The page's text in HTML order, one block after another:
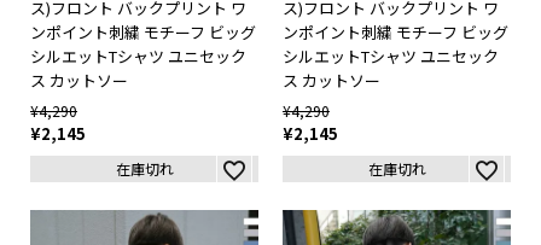
ス)フロント バックプリント ワ
ンポイント刺繍 モチーフ ビッグ
シルエットTシャツ ユニセック
ス カットソー
¥4,290
¥2,145
在庫切れ
ス)フロント バックプリント ワ
ンポイント刺繍 モチーフ ビッグ
シルエットTシャツ ユニセック
ス カットソー
¥4,290
¥2,145
在庫切れ